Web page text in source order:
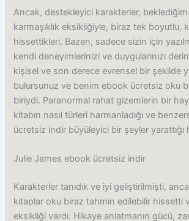
Ancak, destekleyici karakterler,
karmaşıklık eksikliğiyle, biraz tek boyutlu,
hissettikleri. Bazen, sadece sizin için
kendi deneyimlerinizi ve duygularınızı
kişisel ve son derece evrensel bir şekilde
bulursunuz ve benim ebook ücretsiz oku
biriydi. Paranormal rahat gizemlerin bir
kitabın nasıl türleri harmanladığı ve
ücretsiz indir büyüleyici bir şeyler yarattığı
Julie James ebook ücretsiz indir
Karakterler tanıdık ve iyi geliştirilmişti,
kitaplar oku biraz tahmin edilebilir hissetti
eksikliği vardı. Hikaye anlatmanın gücü,